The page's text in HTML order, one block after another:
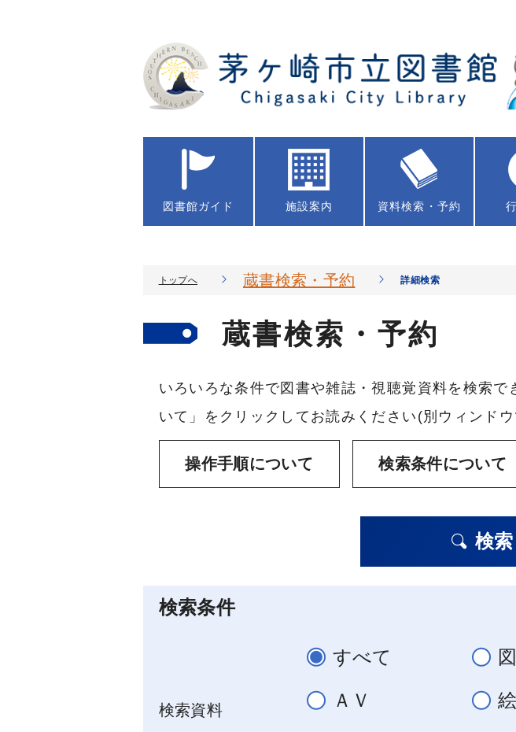
図書館ガイド 施設案内 資料検索・予約
トップへ 蔵書検索・予約 詳細検索
蔵書検索・予約
いろいろな条件で図書や雑誌・視聴覚資料を検索
いて」をクリックしてお読みください(別ウィンド
操作手順について 検索条件について
検索
検索条件
検索資料
すべて
ＡＶ